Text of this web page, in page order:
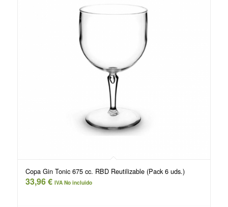
Copa Gin Tonic 675 cc. RBD Reutilizable (Pack 6 uds.)
33,96€ IVA No incluido